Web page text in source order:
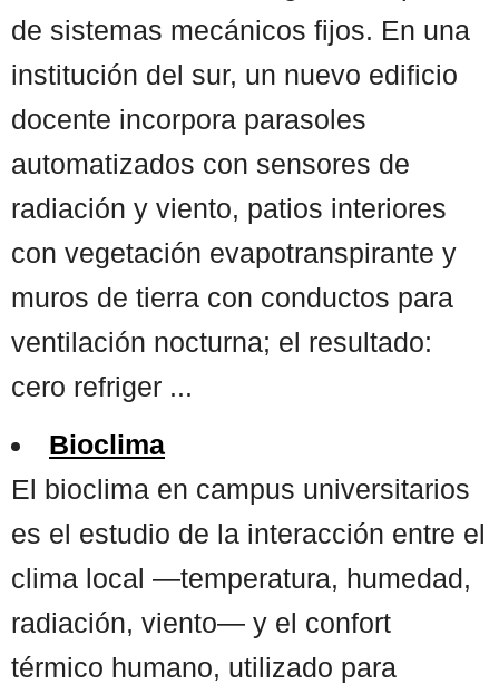
de sistemas mecánicos fijos. En una
institución del sur, un nuevo edificio
docente incorpora parasoles
automatizados con sensores de
radiación y viento, patios interiores
con vegetación evapotranspirante y
muros de tierra con conductos para
ventilación nocturna; el resultado:
cero refriger ...
Bioclima
El bioclima en campus universitarios
es el estudio de la interacción entre el
clima local —temperatura, humedad,
radiación, viento— y el confort
térmico humano, utilizado para